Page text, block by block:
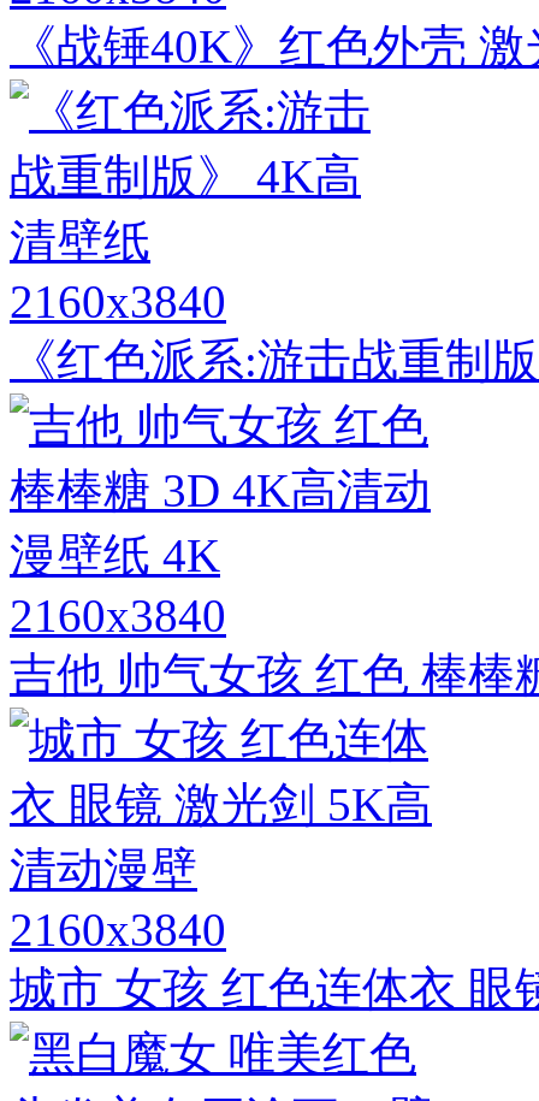
《战锤40K》红色外壳
2160x3840
《红色派系:游击战重制
2160x3840
吉他 帅气女孩 红色 棒棒
2160x3840
城市 女孩 红色连体衣 眼